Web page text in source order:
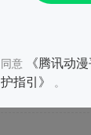
同意 《腾讯动
护指引》
。